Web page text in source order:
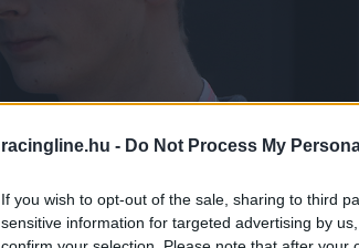
racingline.hu - Do Not Process My
If you wish to opt-out of the sale, sharing to third
sensitive information for targeted advertising by